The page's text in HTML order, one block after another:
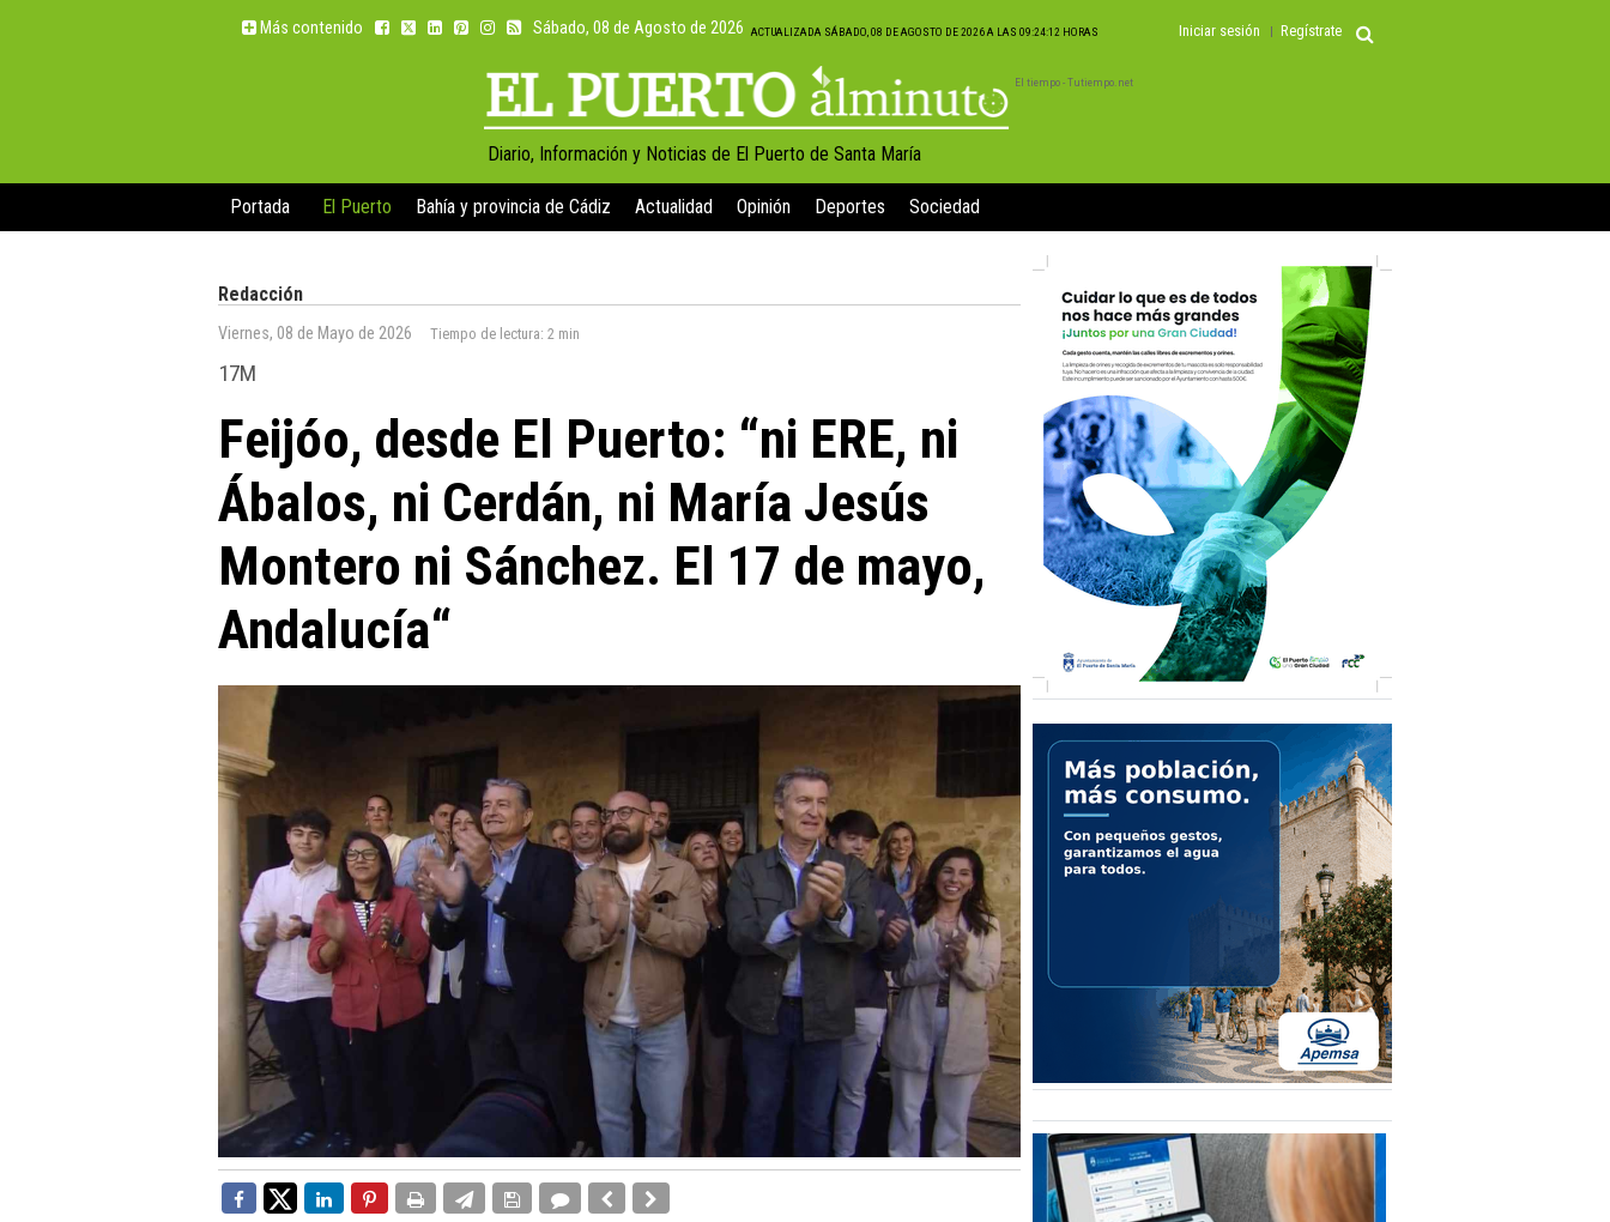
Más contenido Sábado, 08 de Agosto de 2026 ACTUALIZADA SÁBADO, 08 DE AGOSTO DE 2026 A LAS 09:24:12 HORAS Iniciar sesión Regístrate
Diario, Información y Noticias de El Puerto de Santa María
El tiempo - Tutiempo.net
Portada El Puerto Bahía y provincia de Cádiz Actualidad Opinión Deportes Sociedad
Redacción
Viernes, 08 de Mayo de 2026 Tiempo de lectura: 2 min
17M
Feijóo, desde El Puerto: “ni ERE, ni
Ábalos, ni Cerdán, ni María Jesús
Montero ni Sánchez. El 17 de mayo,
Andalucía“